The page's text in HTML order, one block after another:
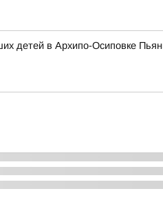
детей в Архипо-Осиповке